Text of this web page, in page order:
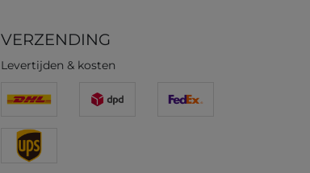
VERZENDING
Levertijden & kosten